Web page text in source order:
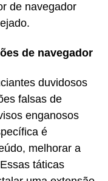
de navegador
de navegador
duvidosos
falsas de
enganosos
é
melhorar a
táticas